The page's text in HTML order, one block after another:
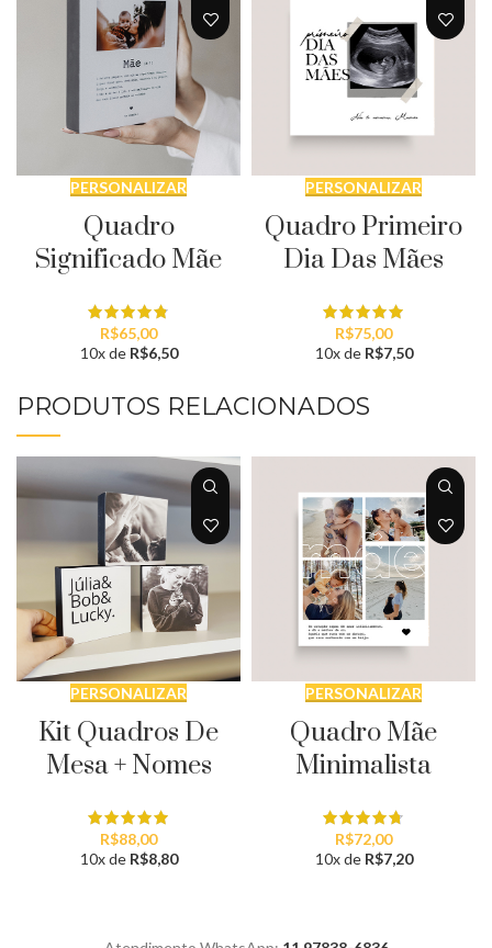
PERSONALIZAR
Quadro
Significado Mãe
R$65,00
10x de R$6,50
PERSONALIZAR
Quadro Primeiro
Dia Das Mães
R$75,00
10x de R$7,50
PRODUTOS RELACIONADOS
PERSONALIZAR
Kit Quadros De
Mesa + Nomes
R$88,00
10x de R$8,80
PERSONALIZAR
Quadro Mãe
Minimalista
R$72,00
10x de R$7,20